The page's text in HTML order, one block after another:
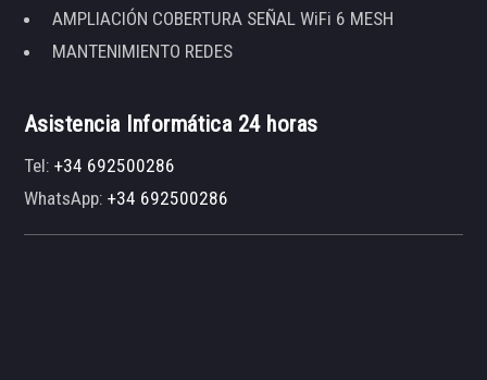
AMPLIACIÓN COBERTURA SEÑAL WiFi 6 MESH
MANTENIMIENTO REDES
Asistencia Informática 24 horas
Tel:+34 692500286
WhatsApp:+34 692500286